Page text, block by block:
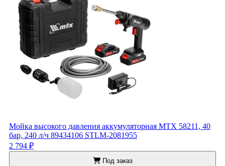
Мойка высокого давления аккумуляторная MTX 58211, 40
бар, 240 л/ч 89434106 STLM-2081955
2 794 ₽
Под заказ